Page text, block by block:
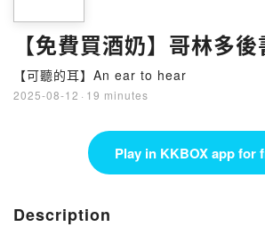
【免費買酒奶】哥林多
【可聽的耳】An ear to hear
2025-08-12 · 19 minutes
Play in KKBOX app for
Description